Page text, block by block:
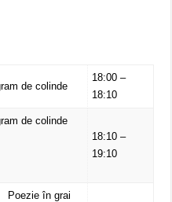
de colinde
18:00 –
18:10
de colinde
18:10 –
19:10
în grai